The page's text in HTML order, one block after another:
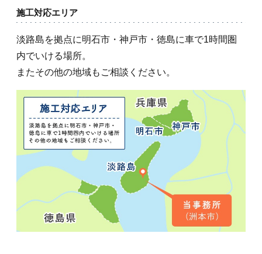
施工対応エリア
淡路島を拠点に明石市・神戸市・徳島に車で1時間圏
内でいける場所。
またその他の地域もご相談ください。